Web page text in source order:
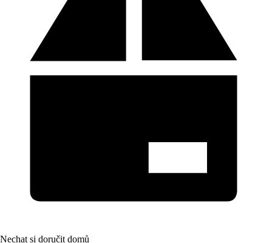
Nechat si doručit domů